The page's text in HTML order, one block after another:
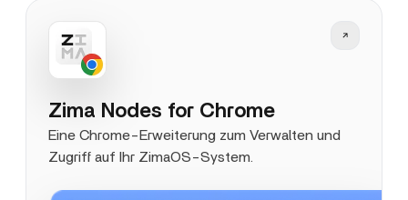
Zima Nodes for Chrome
Eine Chrome-Erweiterung zum Verwalten und
Zugriff auf Ihr ZimaOS-System.